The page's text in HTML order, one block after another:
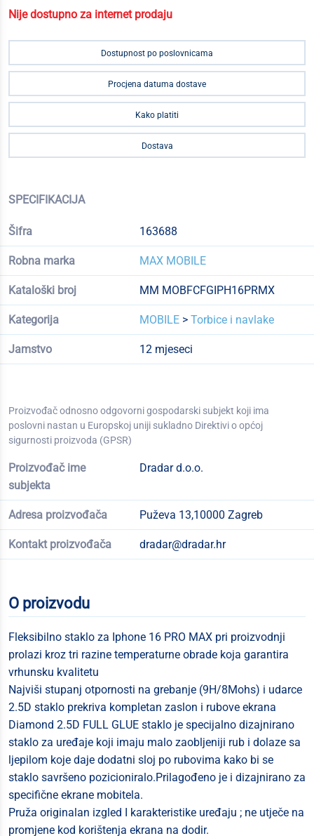
Nije dostupno za internet prodaju
Dostupnost po poslovnicama
Procjena datuma dostave
Kako platiti
Dostava
SPECIFIKACIJA
Šifra 163688
Robna marka MAX MOBILE
Kataloški broj MM MOBFCFGIPH16PRMX
Kategorija MOBILE> Torbice i navlake
Jamstvo 12 mjeseci
Proizvođač odnosno odgovorni gospodarski subjekt koji ima
poslovni nastan u Europskoj uniji sukladno Direktivi o općoj
sigurnosti proizvoda (GPSR)
Proizvođač ime
subjekta
Dradar d.o.o.
Adresa proizvođača Puževa 13,10000 Zagreb
Kontakt proizvođača dradar@dradar.hr
O proizvodu
Fleksibilno staklo za Iphone 16 PRO MAX pri proizvodnji
prolazi kroz tri razine temperaturne obrade koja garantira
vrhunsku kvalitetu
Najviši stupanj otpornosti na grebanje (9H/8Mohs) i udarce
2.5D staklo prekriva kompletan zaslon i rubove ekrana
Diamond 2.5D FULL GLUE staklo je specijalno dizajnirano
staklo za uređaje koji imaju malo zaobljeniji rub i dolaze sa
ljepilom koje daje dodatni sloj po rubovima kako bi se
staklo savršeno pozicioniralo.Prilagođeno je i dizajnirano za
specifične ekrane mobitela.
Pruža originalan izgled I karakteristike uređaju ; ne utječe na
promjene kod korištenja ekrana na dodir.